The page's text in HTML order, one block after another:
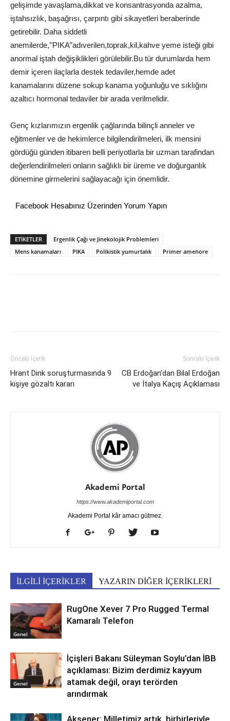
gelişimde yavaşlama,dikkat ve konsantrasyonda azalma,
iştahsızlık, başağrısı, çarpıntı gibi sikayetleri beraberinde
getirebilir. Daha siddetli
anemilerde,’’PIKA’’adıverilen,toprak,kil,kahve yeme isteği gibi
anormal iştah değişiklikleri görülebilir.Bu tür durumlarda hem
demir içeren ilaçlarla destek tedaviler,hemde adet
kanamalarını düzene sokup kanama yoğunluğu ve sıklığını
azaltıcı hormonal tedaviler bir arada verilmelidir.
Genç kızlarımızın ergenlik çağlarında bilinçli anneler ve
eğitmenler ve de hekimlerce bilgilendirilmeleri, ilk mensini
gördüğü günden itibaren belli periyotlarla bir uzman tarafindan
değerlendirilmeleri onların sağlıklı bir üreme ve doğurganlık
dönemine girmelerini sağlayacağı için önemlidir.
Facebook Hesabınız Üzerinden Yorum Yapın
ETİKETLER
Ergenlik Çağı ve Jinekolojik Problemleri
Mens kanamaları
PIKA Polikistik yumurtalık Primer amenore
Önceki İçerik
Hrant Dink soruşturmasında 9
kişiye gözaltı kararı
Sonraki İçerik
CB Erdoğan’dan Bilal Erdoğan
ve İtalya Kaçış Açıklaması
Akademi Portal
https://www.akademiportal.com
Akademi Portal kâr amacı gütmez.
İLGİLİ İÇERİKLER YAZARIN DİĞER İÇERİKLERİ
Genel
RugOne Xever 7 Pro Rugged Termal
Kamaralı Telefon
Genel
İçişleri Bakanı Süleyman Soylu’dan İBB
açıklaması: Bizim derdimiz kayyum
atamak değil, orayı terörden
arındırmak
Akşener: Milletimiz artık, birbirleriyle